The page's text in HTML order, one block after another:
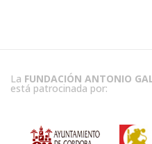
La FUNDACIÓN ANTONIO
está patrocinada por: